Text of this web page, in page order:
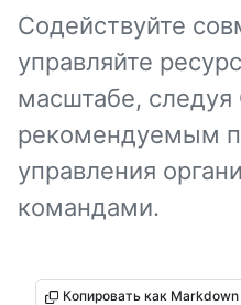
Содействуйте
управляйте
масштабе, следуя
рекомендуемым
управления
командами.
Копировать как Markdown